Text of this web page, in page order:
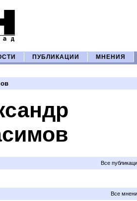
ПУБЛИКАЦИИ МНЕНИЯ
Все
Все